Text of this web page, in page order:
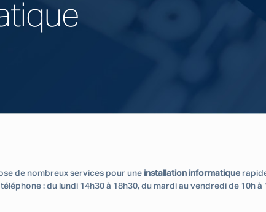
de nombreux services pour une installation informatique
: du lundi 14h30 à 18h30, du mardi au vendredi de 10h à